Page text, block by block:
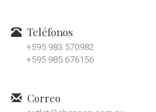
Teléfonos
+595 983 570982
+595 985 676156
Correo